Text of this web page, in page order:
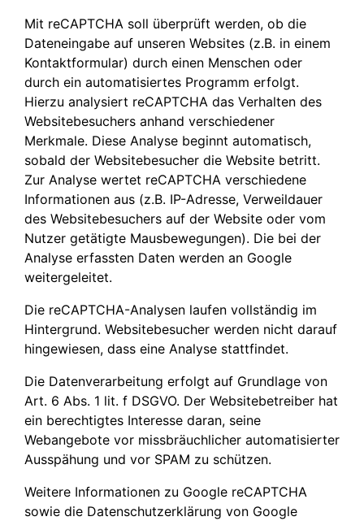
Mit reCAPTCHA soll überprüft werden, ob die
Dateneingabe auf unseren Websites (z.B. in einem
Kontaktformular) durch einen Menschen oder
durch ein automatisiertes Programm erfolgt.
Hierzu analysiert reCAPTCHA das Verhalten des
Websitebesuchers anhand verschiedener
Merkmale. Diese Analyse beginnt automatisch,
sobald der Websitebesucher die Website betritt.
Zur Analyse wertet reCAPTCHA verschiedene
Informationen aus (z.B. IP-Adresse, Verweildauer
des Websitebesuchers auf der Website oder vom
Nutzer getätigte Mausbewegungen). Die bei der
Analyse erfassten Daten werden an Google
weitergeleitet.
Die reCAPTCHA-Analysen laufen vollständig im
Hintergrund. Websitebesucher werden nicht darauf
hingewiesen, dass eine Analyse stattfindet.
Die Datenverarbeitung erfolgt auf Grundlage von
Art. 6 Abs. 1 lit. f DSGVO. Der Websitebetreiber hat
ein berechtigtes Interesse daran, seine
Webangebote vor missbräuchlicher automatisierter
Ausspähung und vor SPAM zu schützen.
Weitere Informationen zu Google reCAPTCHA
sowie die Datenschutzerklärung von Google